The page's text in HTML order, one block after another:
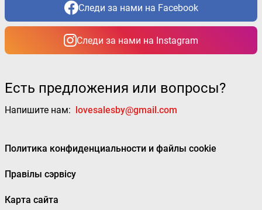
Следи за нами на Facebook
Следи за нами на Instagram
Есть предложения или вопросы?
Напишите нам: lovesalesby@gmail.com
Политика конфиденциальности и файлы cookie
Правілы сэрвісу
Карта сайта